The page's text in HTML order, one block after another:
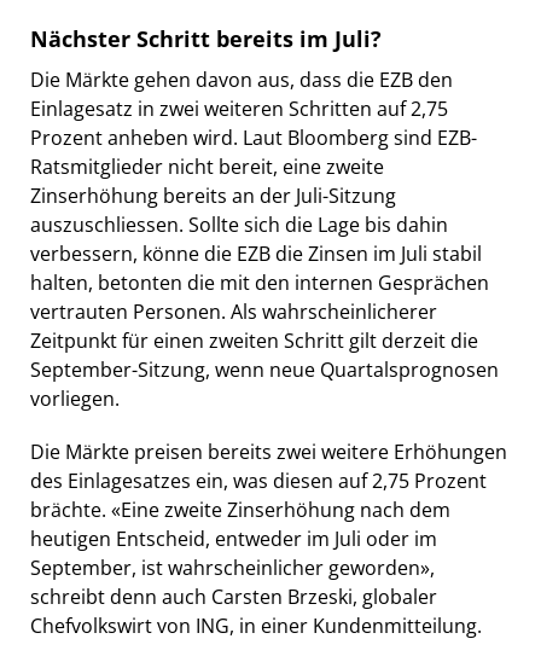
Nächster Schritt bereits im Juli?
Die Märkte gehen davon aus, dass die EZB den
Einlagesatz in zwei weiteren Schritten auf 2,75
Prozent anheben wird. Laut Bloomberg sind EZB-
Ratsmitglieder nicht bereit, eine zweite
Zinserhöhung bereits an der Juli-Sitzung
auszuschliessen. Sollte sich die Lage bis dahin
verbessern, könne die EZB die Zinsen im Juli stabil
halten, betonten die mit den internen Gesprächen
vertrauten Personen. Als wahrscheinlicherer
Zeitpunkt für einen zweiten Schritt gilt derzeit die
September-Sitzung, wenn neue Quartalsprognosen
vorliegen.
Die Märkte preisen bereits zwei weitere Erhöhungen
des Einlagesatzes ein, was diesen auf 2,75 Prozent
brächte. «Eine zweite Zinserhöhung nach dem
heutigen Entscheid, entweder im Juli oder im
September, ist wahrscheinlicher geworden»,
schreibt denn auch Carsten Brzeski, globaler
Chefvolkswirt von ING, in einer Kundenmitteilung.